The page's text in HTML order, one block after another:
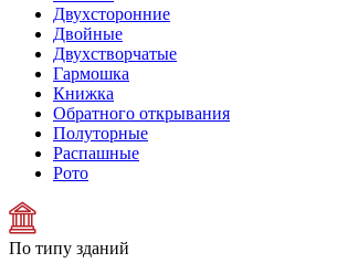
Двухсторонние
Двойные
Двухстворчатые
Гармошка
Книжка
Обратного открывания
Полуторные
Распашные
Рото
По типу зданий